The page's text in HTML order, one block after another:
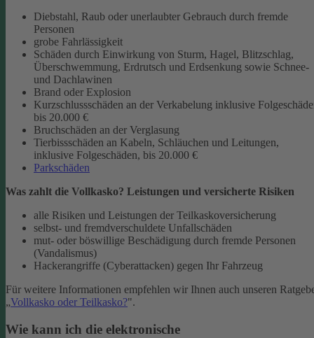
Diebstahl, Raub oder unerlaubter Gebrauch durch fremde
Personen
grobe Fahrlässigkeit
Schäden durch Einwirkung von Sturm, Hagel, Blitzschlag,
Überschwemmung, Erdrutsch und Erdsenkung sowie Schnee-
und Dachlawinen
Brand oder Explosion
Kurzschlussschäden an der Verkabelung inklusive
bis 20.000 €
Bruchschäden an der Verglasung
Tierbissschäden an Kabeln, Schläuchen und Leitungen,
inklusive Folgeschäden, bis 20.000 €
Parkschäden
Was zahlt die Vollkasko? Leistungen und versicherte Risiken
alle Risiken und Leistungen der Teilkaskoversicherung
selbst- und fremdverschuldete Unfallschäden
mut- oder böswillige Beschädigung durch fremde Personen
(Vandalismus)
Hackerangriffe (Cyberattacken) gegen Ihr Fahrzeug
Für weitere Informationen empfehlen wir Ihnen auch unseren
„Vollkasko oder Teilkasko?".
Wie kann ich die elektronische